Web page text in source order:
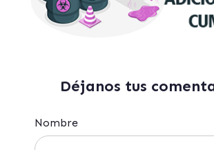
Déjanos tus
Nombre